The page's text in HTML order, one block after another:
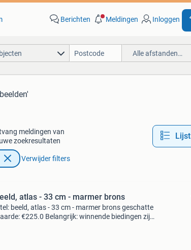
Berichten Meldingen Inloggen
Alle afstanden…
meldingen van
zoekresultaten
Lijst
Verwijder filters
atlas - 33 cm - marmer brons
beeld, atlas - 33 cm - marmer brons geschatte
€225.0 Belangrijk: winnende biedingen zijn